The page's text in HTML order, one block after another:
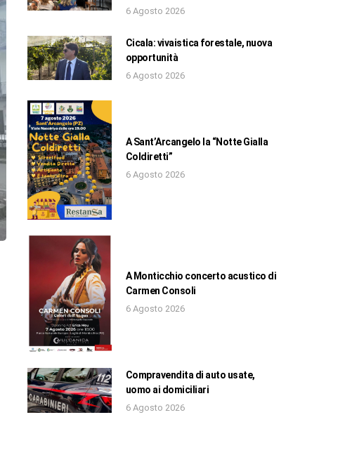
6 Agosto 2026
Cicala: vivaistica forestale, nuova
opportunità
6 Agosto 2026
A Sant’Arcangelo la “Notte Gialla
Coldiretti”
6 Agosto 2026
A Monticchio concerto acustico di
Carmen Consoli
6 Agosto 2026
Compravendita di auto usate,
uomo ai domiciliari
6 Agosto 2026